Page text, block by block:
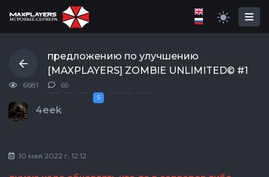
предложению по улучшению
[MAXPLAYERS] ZOMBIE UNLIMITED© #1
6681 69
5
4eek
10 мая 2022 г, 12:12